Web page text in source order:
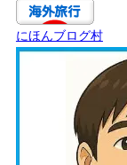
にほんブログ村